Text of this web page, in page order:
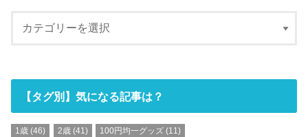
【タグ別】気になる記事は？
1歳 (46) 2歳(41) 100円均一グッズ(11)